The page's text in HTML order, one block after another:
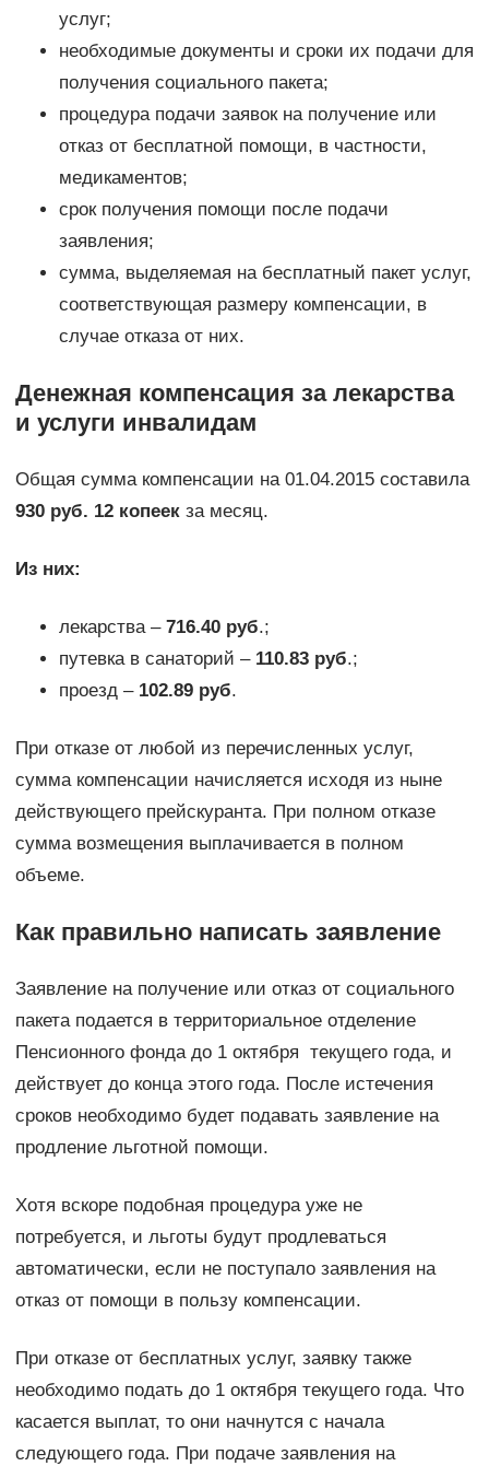
услуг;
необходимые документы и сроки их подачи для
получения социального пакета;
процедура подачи заявок на получение или
отказ от бесплатной помощи, в частности,
медикаментов;
срок получения помощи после подачи
заявления;
сумма, выделяемая на бесплатный пакет услуг,
соответствующая размеру компенсации, в
случае отказа от них.
Денежная компенсация за лекарства
и услуги инвалидам
Общая сумма компенсации на 01.04.2015 составила
930 руб. 12 копеекза месяц.
Из них:
лекарства – 716.40 руб.;
путевка в санаторий – 110.83 руб.;
проезд – 102.89 руб.
При отказе от любой из перечисленных услуг,
сумма компенсации начисляется исходя из ныне
действующего прейскуранта. При полном отказе
сумма возмещения выплачивается в полном
объеме.
Как правильно написать заявление
Заявление на получение или отказ от социального
пакета подается в территориальное отделение
Пенсионного фонда до 1 октября текущего года, и
действует до конца этого года. После истечения
сроков необходимо будет подавать заявление на
продление льготной помощи.
Хотя вскоре подобная процедура уже не
потребуется, и льготы будут продлеваться
автоматически, если не поступало заявления на
отказ от помощи в пользу компенсации.
При отказе от бесплатных услуг, заявку также
необходимо подать до 1 октября текущего года. Что
касается выплат, то они начнутся с начала
следующего года. При подаче заявления на